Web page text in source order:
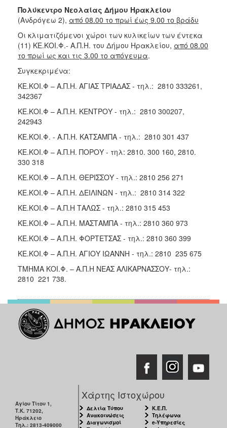
Πολύκεντρο Νεολαίας Δήμου Ηρακλείου
(Ανδρόγεω 2), από 08.00 το πρωί έως 9.00 το βράδυ
Οι κλιματιζόμενοι χώροι των κυλικείων των έντεκα
(11) ΚΕ.ΚΟΙ.Φ.- Α.Π.Η. του Δήμου Ηρακλείου, από 08.00
το πρωί ως και τις 3.00 το απόγευμα.
Συγκεκριμένα:
ΚΕ.ΚΟΙ.Φ – Α.Π.Η. ΑΓΙΑΣ ΤΡΙΑΔΑΣ - τηλ.: 2810 333261,
342367
ΚΕ.ΚΟΙ.Φ – Α.Π.Η. ΚΕΝΤΡΟΥ - τηλ.: 2810 300207,
242943
ΚΕ.ΚΟΙ.Φ. - Α.Π.Η. ΚΑΤΣΑΜΠΑ - τηλ.: 2810 301 437
ΚΕ.ΚΟΙ.Φ – Α.Π.Η. ΠΟΡΟΥ - τηλ: 2810. 300 160, 2810.
330 318
ΚΕ.ΚΟΙ.Φ – Α.Π.Η. ΘΕΡΙΣΣΟΥ - τηλ.: 2810 256 271
ΚΕ.ΚΟΙ.Φ – Α.Π.Η. ΔΕΙΛΙΝΩΝ - τηλ.: 2810 314 322
ΚΕ.ΚΟΙ.Φ – Α.Π.Η ΤΑΛΩΣ - τηλ.: 2810 315 453
ΚΕ.ΚΟΙ.Φ – Α.Π.Η. ΜΑΣΤΑΜΠΑ - τηλ.: 2810 360 973
ΚΕ.ΚΟΙ.Φ – Α.Π.Η. ΦΟΡΤΕΤΣΑΣ - τηλ.: 2810 360 399
ΚΕ.ΚΟΙ.Φ – Α.Π.Η. ΑΓΙΟΥ ΙΩΑΝΝΗ - τηλ.: 2810 235 675
ΤΜΗΜΑ ΚΟΙ.Φ. – Α.Π.Η ΝΕΑΣ ΑΛΙΚΑΡΝΑΣΣΟΥ- τηλ.:
2810 221 738.
Αγίου Τίτου 1,
Τ.Κ. 71202,
Ηράκλειο
Τηλ.: 2813-409000
Χάρτης Ιστοχώρου
Δελτία Τύπου
Ανακοινώσεις
Διαγωνισμοί
Κ.Ε.Π.
Τηλέφωνα
e-Υπηρεσίες